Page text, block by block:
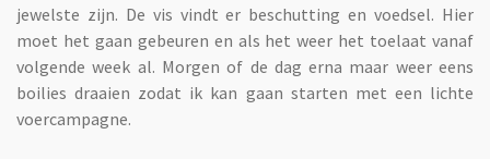
jewelste zijn. De vis vindt er beschutting en voedsel. Hier
moet het gaan gebeuren en als het weer het toelaat vanaf
volgende week al. Morgen of de dag erna maar weer eens
boilies draaien zodat ik kan gaan starten met een lichte
voercampagne.